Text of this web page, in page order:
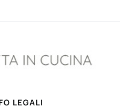
LEGALI